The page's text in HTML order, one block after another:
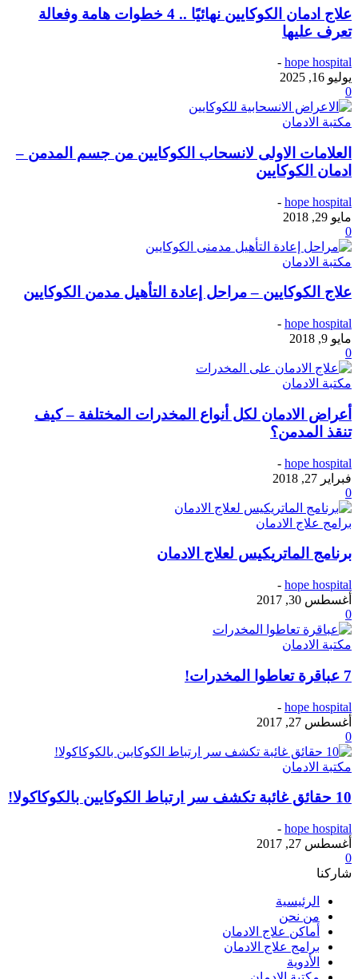
علاج ادمان الكوكايين نهائيًا .. 4 خطوات هامة وفعالة
تعرف عليها
hope hospital
-
يوليو 16, 2025
0
مكتبة الادمان
العلامات الاولى لانسحاب الكوكايين من جسم المدمن –
ادمان الكوكايين
hope hospital
-
مايو 29, 2018
0
مكتبة الادمان
علاج الكوكايين – مراحل إعادة التأهيل مدمن الكوكايين
hope hospital
-
مايو 9, 2018
0
مكتبة الادمان
أعراض الادمان لكل أنواع المخدرات المختلفة – كيف
تنقذ المدمن؟
hope hospital
-
فبراير 27, 2018
0
برامج علاج الادمان
برنامج الماتريكيس لعلاج الادمان
hope hospital
-
أغسطس 30, 2017
0
مكتبة الادمان
7 عباقرة تعاطوا المخدرات!
hope hospital
-
أغسطس 27, 2017
0
مكتبة الادمان
10 حقائق غائبة تكشف سر ارتباط الكوكايين بالكوكاكولا!
hope hospital
-
أغسطس 27, 2017
0
شاركنا
الرئيسية
من نحن
أماكن علاج الادمان
برامج علاج الادمان
الأدوية